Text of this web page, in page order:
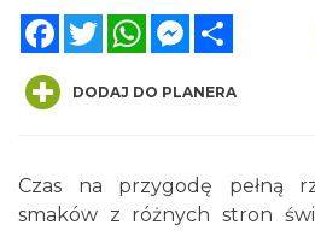
Koncert Sandry w
0.18 km
FacebookTwitterWhatsAppMessenger
DODAJ DO PLANERA
Czas na przygodę pełną
smaków z różnych stron